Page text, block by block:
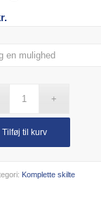
Tilføj til kurv
Komplette skilte